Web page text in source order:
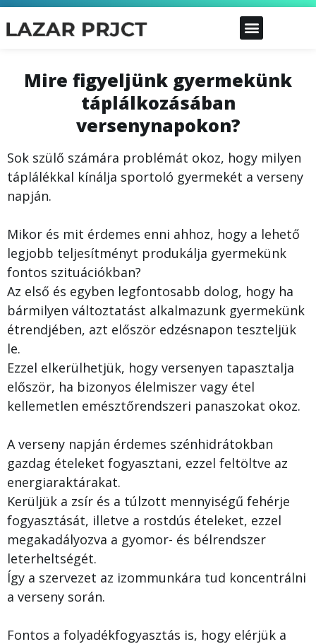
Mire figyeljünk gyermekünk
táplálkozásában
versenynapokon?
Sok szülő számára problémát okoz, hogy milyen
táplálékkal kínálja sportoló gyermekét a verseny
napján.
Mikor és mit érdemes enni ahhoz, hogy a lehető
legjobb teljesítményt produkálja gyermekünk
fontos szituációkban?
Az első és egyben legfontosabb dolog, hogy ha
bármilyen változtatást alkalmazunk gyermekünk
étrendjében, azt először edzésnapon teszteljük
le.
Ezzel elkerülhetjük, hogy versenyen tapasztalja
először, ha bizonyos élelmiszer vagy étel
kellemetlen emésztőrendszeri panaszokat okoz.
A verseny napján érdemes szénhidrátokban
gazdag ételeket fogyasztani, ezzel feltöltve az
energiaraktárakat.
Kerüljük a zsír és a túlzott mennyiségű fehérje
fogyasztását, illetve a rostdús ételeket, ezzel
megakadályozva a gyomor- és bélrendszer
leterheltségét.
Így a szervezet az izommunkára tud koncentrálni
a verseny során.
Fontos a folyadékfogyasztás is, hogy elérjük a